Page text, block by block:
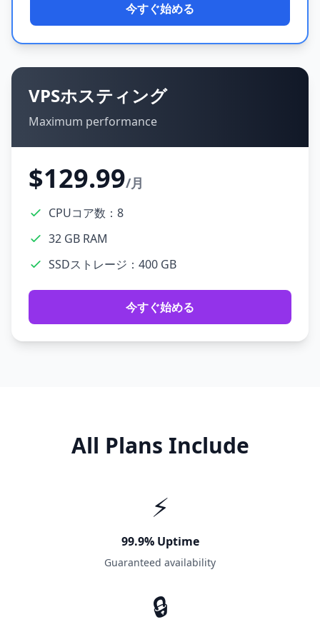
今すぐ始める
VPSホスティング
Maximum performance
$129.99/月
CPUコア数：8
32 GB RAM
SSDストレージ：400 GB
今すぐ始める
All Plans Include
⚡
99.9% Uptime
Guaranteed availability
🔒